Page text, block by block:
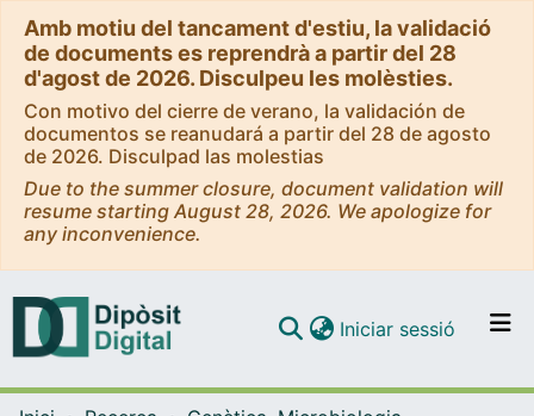
Amb motiu del tancament d'estiu, la validació
de documents es reprendrà a partir del 28
d'agost de 2026. Disculpeu les molèsties.
Con motivo del cierre de verano, la validación de
documentos se reanudará a partir del 28 de agosto
de 2026. Disculpad las molestias
Due to the summer closure, document validation will
resume starting August 28, 2026. We apologize for
any inconvenience.
Iniciar sessió (current)